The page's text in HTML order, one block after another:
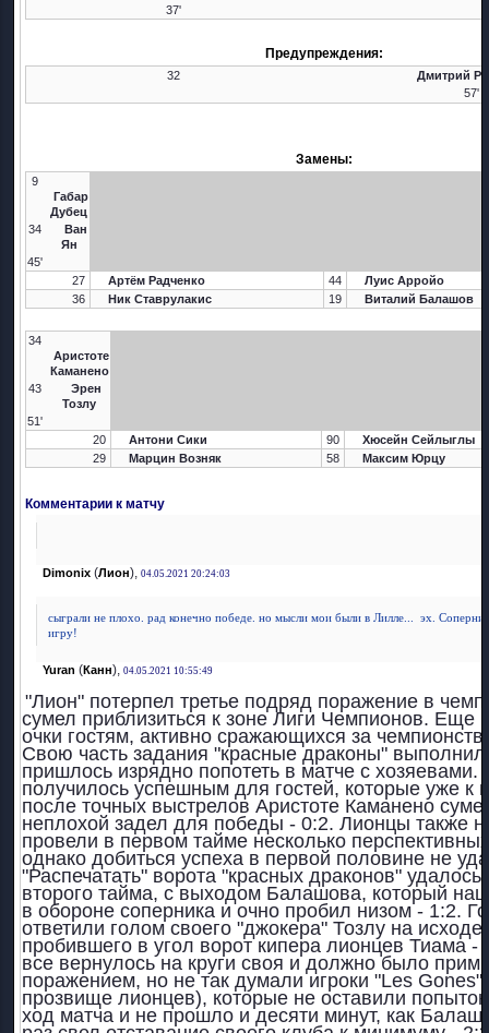
37'
Предупреждения:
32
Дмитрий
57'
Замены:
9
Габар
Дубец
34
Ван
Ян
45'
27
Артём Радченко 44
Луис Арройо
36
Ник Ставрулакис 19 Виталий Балашов
34
Аристоте
Каманено
43
Эрен
Тозлу
51'
20
Антони Сики 90
Хюсейн Сейлыглы
29
Марцин Возняк 58 Максим Юрцу
Комментарии к матчу
Dimonix(Лион), 04.05.2021 20:24:03
сыграли не плохо. рад конечно победе. но мысли мои были в Лилле...
эх.
игру!
Yuran (Канн), 04.05.2021 10:55:49
"Лион" потерпел третье подряд поражение в
сумел приблизиться к зоне Лиги Чемпионов. Еще
очки гостям, активно сражающихся за
Свою часть задания "красные драконы"
пришлось изрядно попотеть в матче с хозяевами.
получилось успешным для гостей, которые уже к
после точных выстрелов Аристоте Каманено
неплохой задел для победы - 0:2. Лионцы также
провели в первом тайме несколько
однако добиться успеха в первой половине не
"Распечатать" ворота "красных драконов"
второго тайма, с выходом Балашова, который
в обороне соперника и очно пробил низом - 1:2.
ответили голом своего "джокера" Тозлу на исходе
пробившего в угол ворот кипера лионцев Тиама -
все вернулось на круги своя и должно было
поражением, но не так думали игроки "Les Gones"
прозвище лионцев), которые не оставили
ход матча и не прошло и десяти минут, как